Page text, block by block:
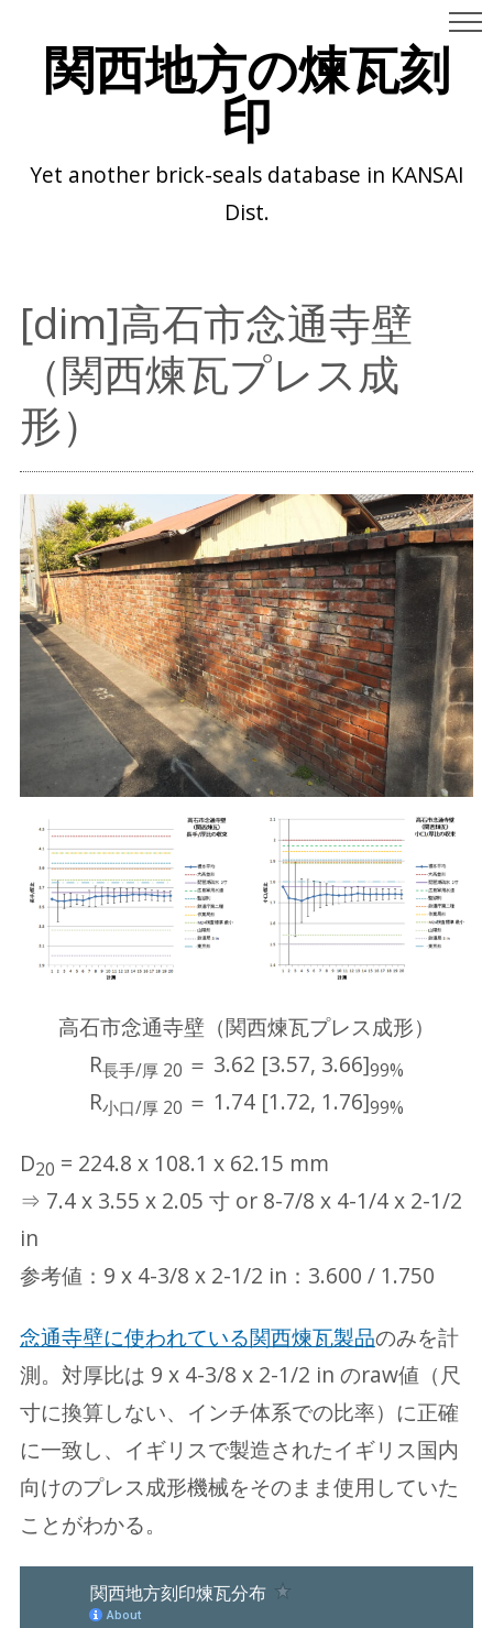
関西地方の煉瓦刻
印
Yet another brick-seals database in KANSAI
Dist.
[dim]高石市念通寺壁
（関西煉瓦プレス成
形）
高石市念通寺壁（関西煉瓦プレス成形）
R長手/厚 20 ＝ 3.62 [3.57, 3.66]99%
R小口/厚 20 ＝ 1.74 [1.72, 1.76]99%
D20 = 224.8 x 108.1 x 62.15 mm
⇒ 7.4 x 3.55 x 2.05 寸 or 8-7/8 x 4-1/4 x 2-1/2
in
参考値：9 x 4-3/8 x 2-1/2 in：3.600 / 1.750
念通寺壁に使われている関西煉瓦製品のみを計
測。対厚比は 9 x 4-3/8 x 2-1/2 in のraw値（尺
寸に換算しない、インチ体系での比率）に正確
に一致し、イギリスで製造されたイギリス国内
向けのプレス成形機械をそのまま使用していた
ことがわかる。